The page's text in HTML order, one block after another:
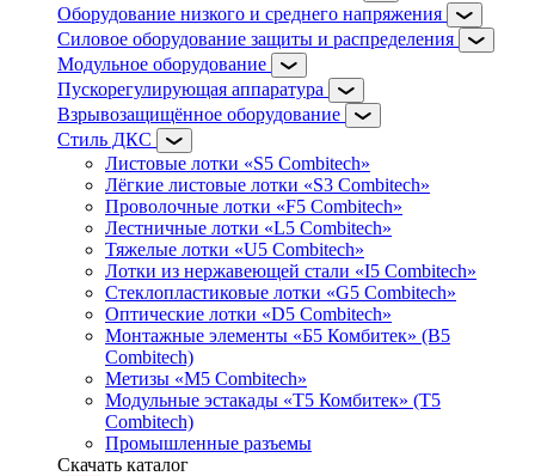
Оборудование низкого и среднего напряжения
Силовое оборудование защиты и распределения
Модульное оборудование
Пускорегулирующая аппаратура
Взрывозащищённое оборудование
Стиль ДКС
Листовые лотки «S5 Combitech»
Лёгкие листовые лотки «S3 Combitech»
Проволочные лотки «F5 Combitech»
Лестничные лотки «L5 Combitech»
Тяжелые лотки «U5 Combitech»
Лотки из нержавеющей стали «I5 Combitech»
Стеклопластиковые лотки «G5 Combitech»
Оптические лотки «D5 Combitech»
Монтажные элементы «Б5 Комбитек» (B5
Combitech)
Метизы «M5 Combitech»
Модульные эстакады «Т5 Комбитек» (T5
Combitech)
Промышленные разъемы
Скачать каталог